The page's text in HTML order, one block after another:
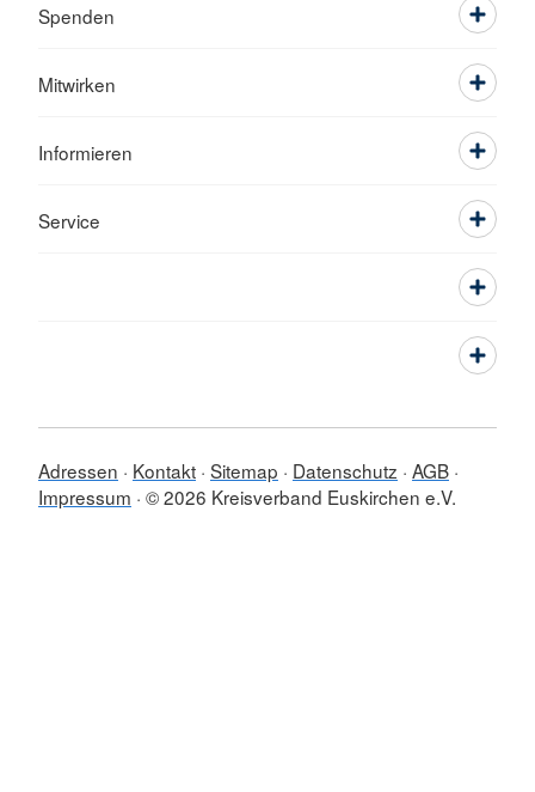
Spenden
Mitwirken
Informieren
Service
Adressen Kontakt Sitemap Datenschutz AGB
Impressum © 2026 Kreisverband Euskirchen e.V.